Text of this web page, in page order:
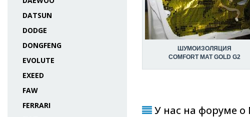
DATSUN
DODGE
DONGFENG
EVOLUTE
EXEED
FAW
FERRARI
ШУМОИЗОЛЯЦИЯ
COMFORT MAT GOLD G2
У нас на форуме о